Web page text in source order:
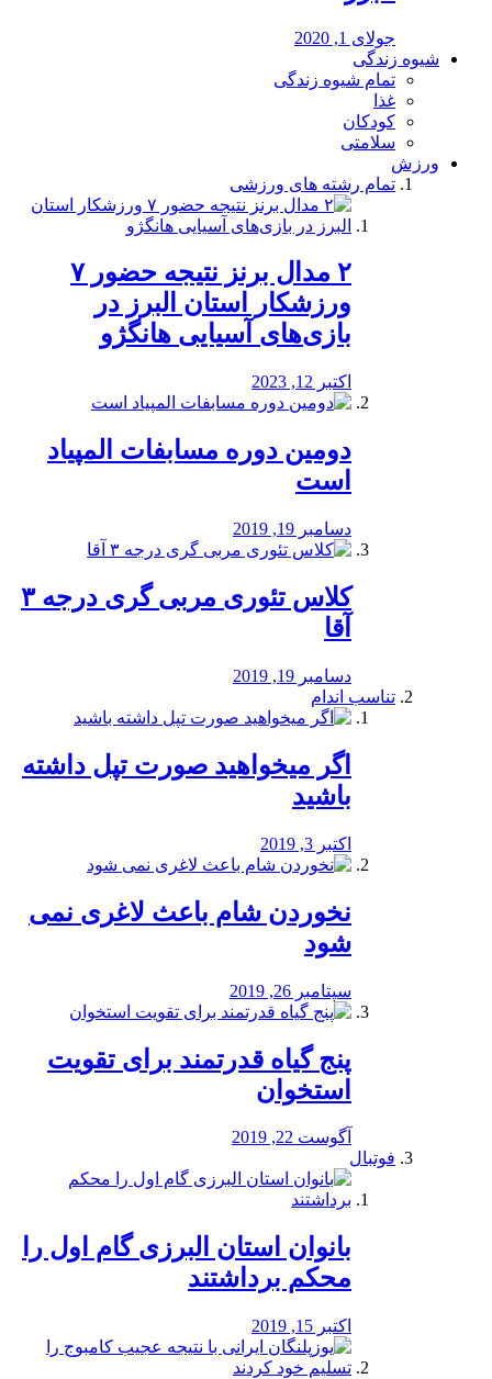
جولای 1, 2020
شیوه زندگی
تمام شیوه زندگی
غذا
کودکان
سلامتی
ورزش
تمام رشته های ورزشی
۲ مدال برنز نتیجه حضور ۷
ورزشکار استان البرز در
بازی‌های آسیایی هانگژو
اکتبر 12, 2023
دومین دوره مسابفات المپیاد
است
دسامبر 19, 2019
کلاس تئوری مربی گری درجه ۳
آقا
دسامبر 19, 2019
تناسب اندام
اگر میخواهید صورت تپل داشته
باشید
اکتبر 3, 2019
نخوردن شام باعث لاغری نمی
‌شود
سپتامبر 26, 2019
پنج گیاه قدرتمند برای تقویت
استخوان
آگوست 22, 2019
فوتبال
بانوان استان البرزی گام اول را
محكم برداشتند
اکتبر 15, 2019